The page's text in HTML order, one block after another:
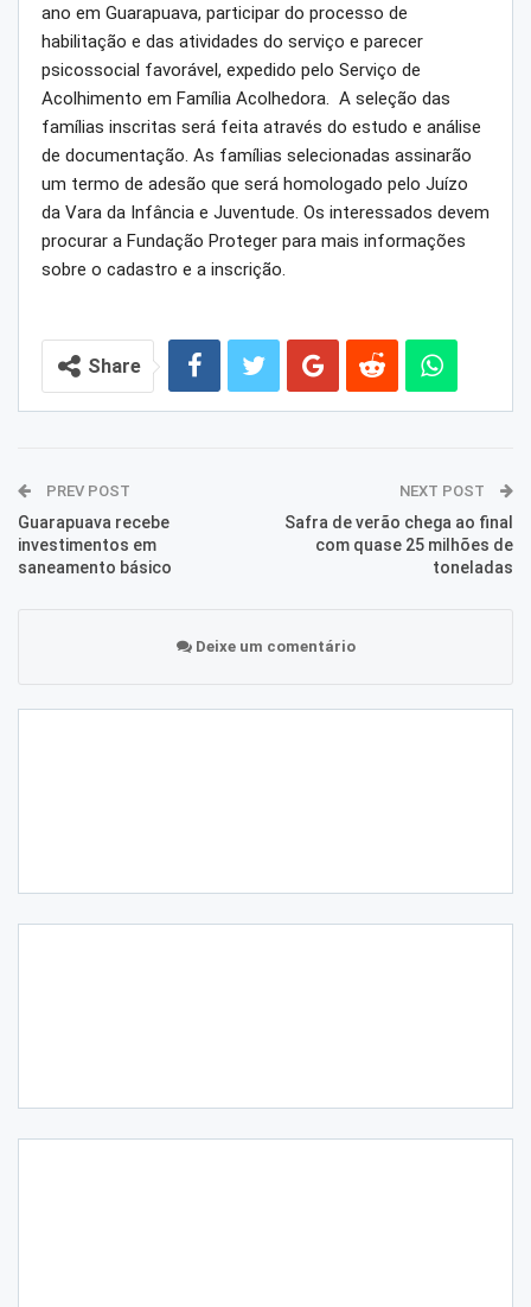
ano em Guarapuava, participar do processo de
habilitação e das atividades do serviço e parecer
psicossocial favorável, expedido pelo Serviço de
Acolhimento em Família Acolhedora. A seleção das
famílias inscritas será feita através do estudo e análise
de documentação. As famílias selecionadas assinarão
um termo de adesão que será homologado pelo Juízo
da Vara da Infância e Juventude. Os interessados devem
procurar a Fundação Proteger para mais informações
sobre o cadastro e a inscrição.
Share
PREV POST
Guarapuava recebe
investimentos em
saneamento básico
NEXT POST
Safra de verão chega ao final
com quase 25 milhões de
toneladas
Deixe um comentário